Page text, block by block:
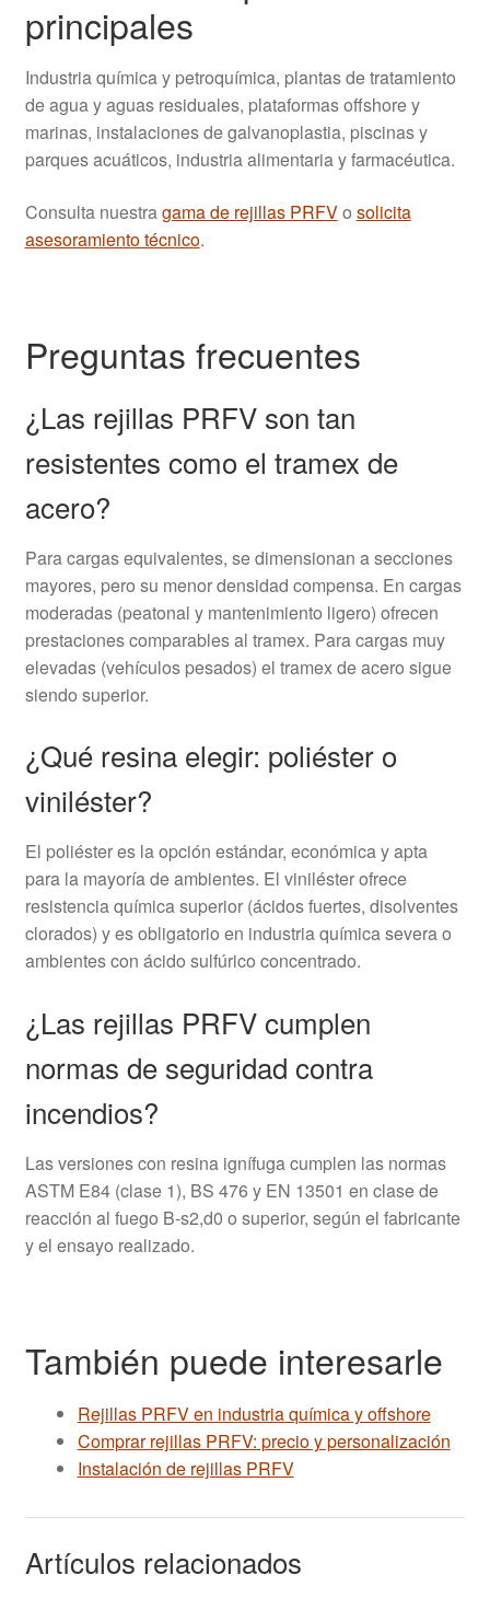
principales
Industria química y petroquímica, plantas de tratamiento
de agua y aguas residuales, plataformas offshore y
marinas, instalaciones de galvanoplastia, piscinas y
parques acuáticos, industria alimentaria y farmacéutica.
Consulta nuestragama de rejillas PRFVo solicita
asesoramiento técnico.
Preguntas frecuentes
¿Las rejillas PRFV son tan
resistentes como el tramex de
acero?
Para cargas equivalentes, se dimensionan a secciones
mayores, pero su menor densidad compensa. En cargas
moderadas (peatonal y mantenimiento ligero) ofrecen
prestaciones comparables al tramex. Para cargas muy
elevadas (vehículos pesados) el tramex de acero sigue
siendo superior.
¿Qué resina elegir: poliéster o
viniléster?
El poliéster es la opción estándar, económica y apta
para la mayoría de ambientes. El viniléster ofrece
resistencia química superior (ácidos fuertes, disolventes
clorados) y es obligatorio en industria química severa o
ambientes con ácido sulfúrico concentrado.
¿Las rejillas PRFV cumplen
normas de seguridad contra
incendios?
Las versiones con resina ignífuga cumplen las normas
ASTM E84 (clase 1), BS 476 y EN 13501 en clase de
reacción al fuego B-s2,d0 o superior, según el fabricante
y el ensayo realizado.
También puede interesarle
Rejillas PRFV en industria química y offshore
Comprar rejillas PRFV: precio y personalización
Instalación de rejillas PRFV
Artículos relacionados